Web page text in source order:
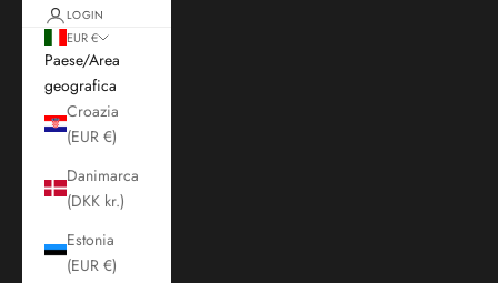
LOGIN
EUR €
Paese/Area
geografica
Croazia
(EUR €)
Danimarca
(DKK kr.)
Estonia
(EUR €)